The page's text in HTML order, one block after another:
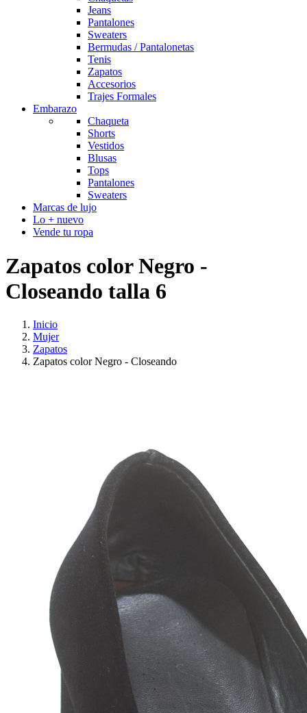
Jeans
Pantalones
Sweaters
Bermudas / Pantalonetas
Tenis
Zapatos
Accesorios
Trajes Formales
Embarazo
Chaqueta
Shorts
Vestidos
Blusas
Tops
Pantalones
Sweaters
Marcas de lujo
Lo + nuevo
Vende tu ropa
Zapatos color Negro -
Closeando talla 6
Inicio
Mujer
Zapatos
Zapatos color Negro - Closeando